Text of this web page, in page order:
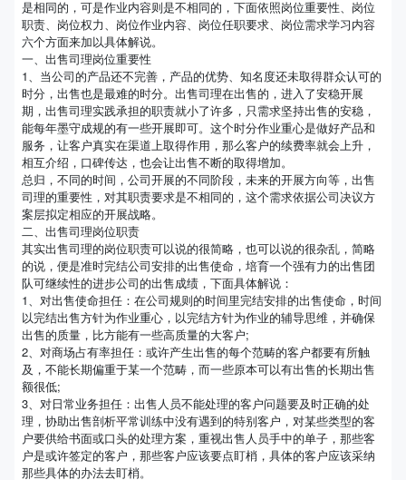
是相同的，可是作业内容则是不相同的，下面依照岗位重要性、岗位
职责、岗位权力、岗位作业内容、岗位任职要求、岗位需求学习内容
六个方面来加以具体解说。
一、出售司理岗位重要性
1、当公司的产品还不完善，产品的优势、知名度还未取得群众认可的
时分，出售也是最难的时分。出售司理在出售的，进入了安稳开展
期，出售司理实践承担的职责就小了许多，只需求坚持出售的安稳，
能每年墨守成规的有一些开展即可。这个时分作业重心是做好产品和
服务，让客户真实在渠道上取得作用，那么客户的续费率就会上升，
相互介绍，口碑传达，也会让出售不断的取得增加。
总归，不同的时间，公司开展的不同阶段，未来的开展方向等，出售
司理的重要性，对其职责要求是不相同的，这个需求依据公司决议方
案层拟定相应的开展战略。
二、出售司理岗位职责
其实出售司理的岗位职责可以说的很简略，也可以说的很杂乱，简略
的说，便是准时完结公司安排的出售使命，培育一个强有力的出售团
队可继续性的进步公司的出售成绩，下面具体解说：
1、对出售使命担任：在公司规则的时间里完结安排的出售使命，时间
以完结出售方针为作业重心，以完结方针为作业的辅导思维，并确保
出售的质量，比方能有一些高质量的大客户;
2、对商场占有率担任：或许产生出售的每个范畴的客户都要有所触
及，不能长期偏重于某一个范畴，而一些原本可以有出售的长期出售
额很低;
3、对日常业务担任：出售人员不能处理的客户问题要及时正确的处
理，协助出售剖析平常训练中没有遇到的特别客户，对某些类型的客
户要供给书面或口头的处理方案，重视出售人员手中的单子，那些客
户是或许签定的客户，那些客户应该要点盯梢，具体的客户应该采纳
那些具体的办法去盯梢。